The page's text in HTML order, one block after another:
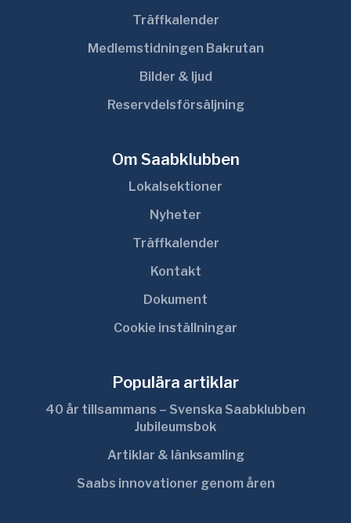
Träffkalender
Medlemstidningen Bakrutan
Bilder & ljud
Reservdelsförsäljning
Om Saabklubben
Lokalsektioner
Nyheter
Träffkalender
Kontakt
Dokument
Cookie inställningar
Populära artiklar
40 år tillsammans – Svenska Saabklubben
Jubileumsbok
Artiklar & länksamling
Saabs innovationer genom åren